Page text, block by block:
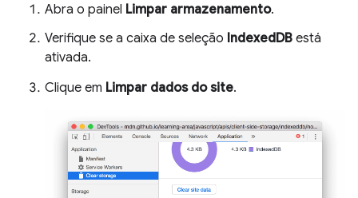
Abra o painel Limpar armazenamento.
Verifique se a caixa de seleção IndexedDB está
ativada.
Clique em Limpar dados do site.